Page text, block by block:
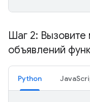
Шаг 2:
объявлений
Python